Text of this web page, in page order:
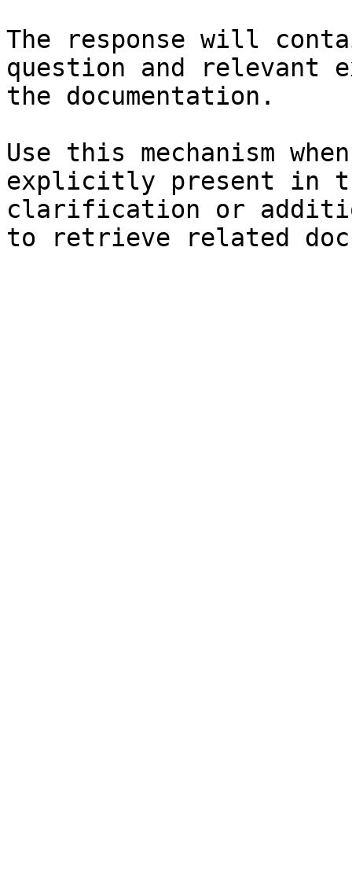
The response will
question and relevant
the documentation.
Use this mechanism
explicitly present in
clarification or